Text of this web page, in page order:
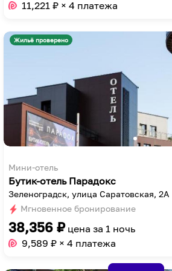
11,221 ₽ × 4 платежа
Жильё проверено
Мини-отель
Бутик-отель Парадокс
Зеленоградск, улица Саратовская, 2А
Мгновенное бронирование
38,356 ₽ цена за 1 ночь
9,589 ₽ × 4 платежа